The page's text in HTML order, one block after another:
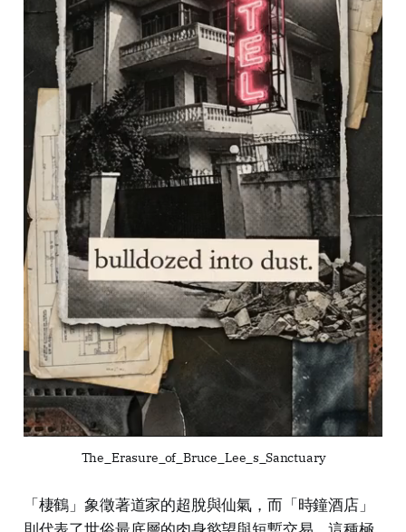
The_Erasure_of_Bruce_Lee_s_Sanctuary
「棲鶴」象徵著道家的超脫與仙氣，而「時鐘酒店」